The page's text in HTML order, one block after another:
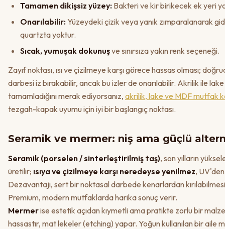
Tamamen dikişsiz yüzey: Bakteri ve kir birikecek ek yeri
Onarılabilir:Yüzeydeki çizik veya yanık zımparalanarak
quartzta yoktur.
Sıcak, yumuşak dokunuşve sınırsıza yakın renk seçeneği.
Zayıf noktası, ısı ve çizilmeye karşı görece hassas olması;
darbesi iz bırakabilir, ancak bu izler de onarılabilir. Akrilik ile
tamamladığını merak ediyorsanız, akrilik, lake ve MDF mutfak
tezgah-kapak uyumu için iyi bir başlangıç noktası.
Seramik ve mermer: niş ama güçlü
Seramik (porselen / sinterleştirilmiş taş), son yılların
üretilir; ısıya ve çizilmeye karşı neredeyse yenilmez,
Dezavantajı, sert bir noktasal darbede kenarlardan
Premium, modern mutfaklarda harika sonuç verir.
Mermerise estetik açıdan kıymetli ama pratikte zorlu bir
hassastır, mat lekeler (etching) yapar. Yoğun kullanılan bir aile